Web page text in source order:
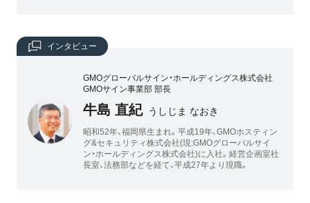
インタビュー
GMOグローバルサイン・ホールディングス株式会社
GMOサイン事業部 部長
牛島 直紀 うしじま なおき
昭和52年、福岡県生まれ。平成19年、GMOホスティン
グ&セキュリティ株式会社(現:GMOグローバルサイ
ン・ホールディングス株式会社)に入社。経営企画室社
長室、法務部などを経て、平成27年より現職。